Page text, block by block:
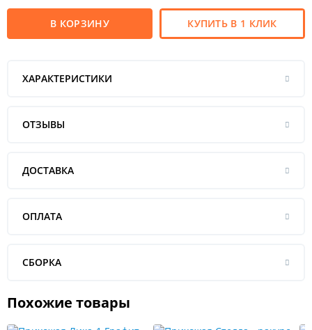
В КОРЗИНУ КУПИТЬ В 1 КЛИК
ХАРАКТЕРИСТИКИ
ОТЗЫВЫ
ДОСТАВКА
ОПЛАТА
СБОРКА
Похожие товары